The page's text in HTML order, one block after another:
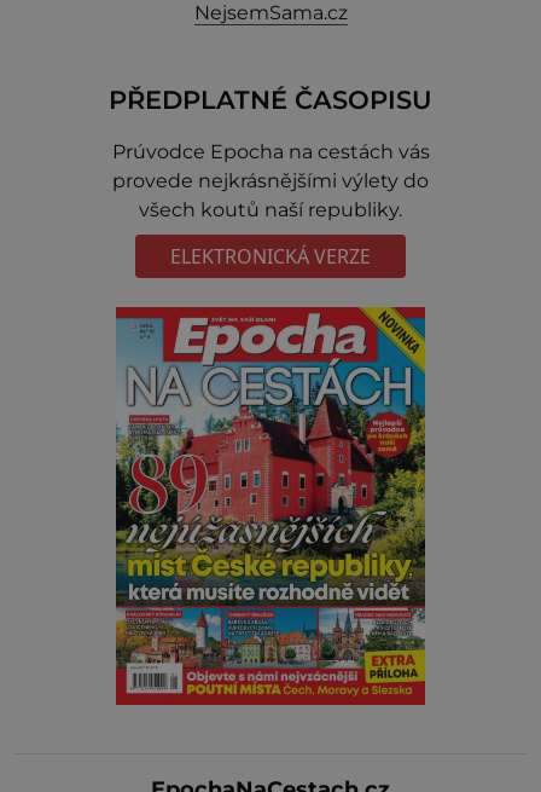
NejsemSama.cz
PŘEDPLATNÉ ČASOPISU
Prúvodce Epocha na cestách vás
provede nejkrásnějšími výlety do
všech koutů naší republiky.
ELEKTRONICKÁ VERZE